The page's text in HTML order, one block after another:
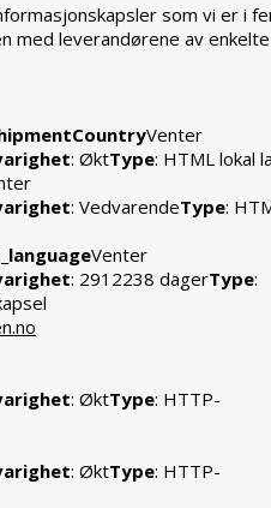
som vi er i
med leverandørene av enkelte
Venter
: ØktType: HTML lokal
: VedvarendeType:
Venter
: 2912238 dagerType:
: ØktType: HTTP-
: ØktType: HTTP-